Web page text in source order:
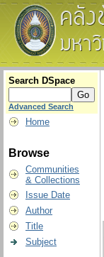
Search DSpace
Advanced Search
Home
Browse
Communities
& Collections
Issue Date
Author
Title
Subject